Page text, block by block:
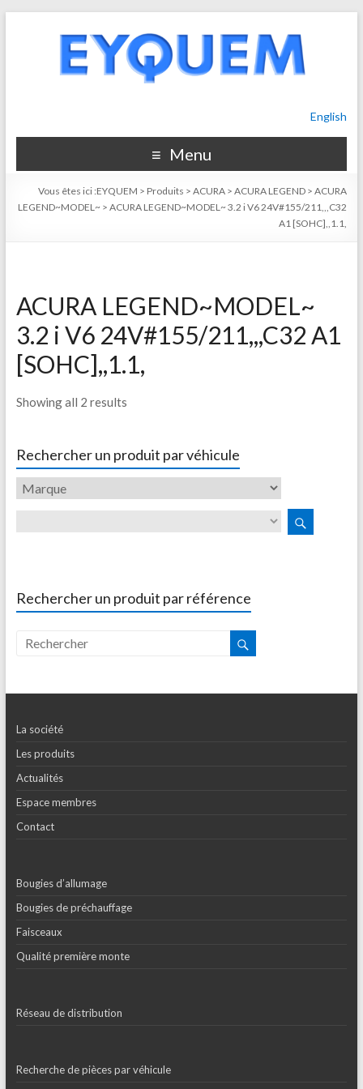
English
Menu
Vous êtes ici :EYQUEM > Produits >ACURA >ACURA LEGEND >ACURA
LEGEND~MODEL~ >ACURA LEGEND~MODEL~ 3.2 i V6 24V#155/211,,,C32
A1 [SOHC],,1.1,
ACURA LEGEND~MODEL~
3.2 i V6 24V#155/211,,,C32 A1
[SOHC],,1.1,
Showing all 2 results
Rechercher un produit par véhicule
Rechercher un produit par référence
La société
Les produits
Actualités
Espace membres
Contact
Bougies d’allumage
Bougies de préchauffage
Faisceaux
Qualité première monte
Réseau de distribution
Recherche de pièces par véhicule